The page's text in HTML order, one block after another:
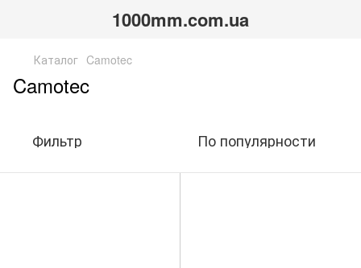
1000mm.com.ua
Каталог Camotec
Camotec
Фильтр По популярности